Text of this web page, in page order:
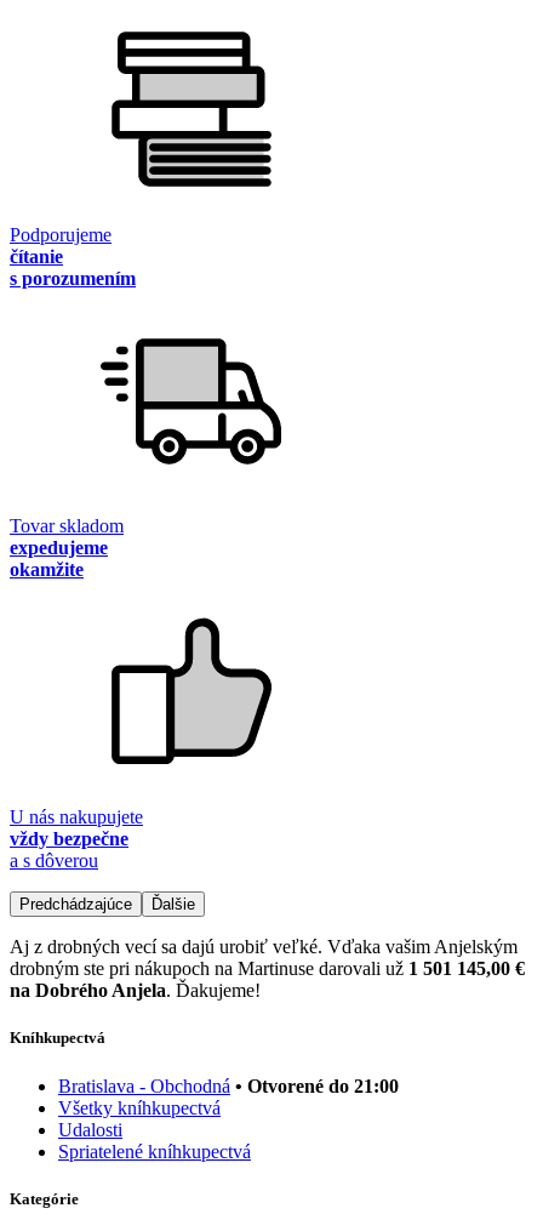
Podporujeme
čítanie
s porozumením
Tovar skladom
expedujeme
okamžite
U nás nakupujete
vždy bezpečne
a s dôverou
Predchádzajúce Ďalšie
Aj z drobných vecí sa dajú urobiť veľké. Vďaka vašim Anjelským
drobným ste pri nákupoch na Martinuse darovali už 1 501 145,00 €
na Dobrého Anjela. Ďakujeme!
Kníhkupectvá
Bratislava - Obchodná • Otvorené do 21:00
Všetky kníhkupectvá
Udalosti
Spriatelené kníhkupectvá
Kategórie